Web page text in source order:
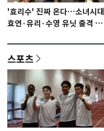
'효리수' 진짜 온다…소녀시대
효연·유리·수영 유닛 출격 [N
스포츠